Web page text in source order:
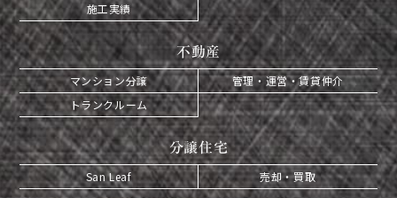
施工実績
不動産
マンション分譲
管理・運営・賃貸仲介
トランクルーム
分譲住宅
San Leaf 売却・買取